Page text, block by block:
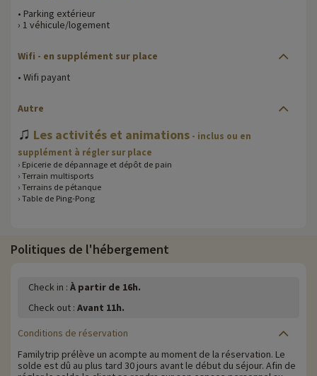
• Parking extérieur
› 1 véhicule/logement
Wifi - en supplément sur place
• Wifi payant
Autre
♫ Les activités et animations - inclus ou en
supplément à régler sur place
› Epicerie de dépannage et dépôt de pain
› Terrain multisports
› Terrains de pétanque
› Table de Ping-Pong
Politiques de l'hébergement
Check in : À partir de 16h.
Check out : Avant 11h.
Conditions de réservation
Familytrip prélève un acompte au moment de la réservation. Le
solde est dû au plus tard 30 jours avant le début du séjour. Afin de